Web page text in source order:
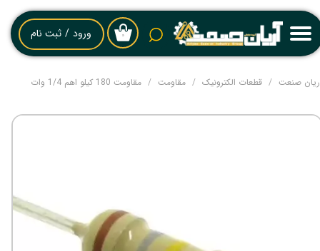
۰ ورود / ثبت نام
حساب کاربری من
صنعت قطعات الکترونیک مقاومت مقاومت 180 کیلو اهم 1/4 وات